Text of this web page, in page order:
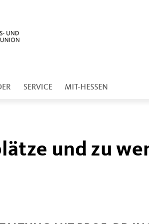
SERVICE MIT-HESSEN
und zu